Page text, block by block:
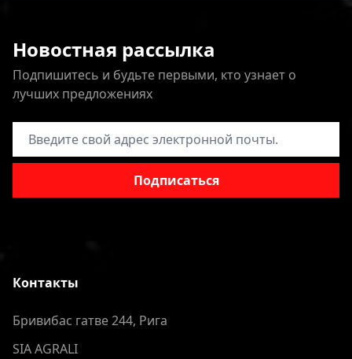
Новостная рассылка
Подпишитесь и будьте первыми, кто узнает о
лучших предложениях
Адрес электронной почты
Подписаться
Контакты
Бривибас гатве 244, Рига
SIA AGRALI